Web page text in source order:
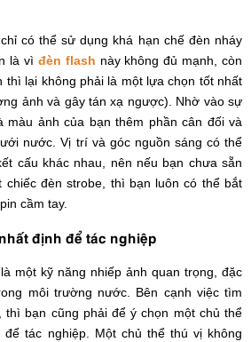
có thể sử dụng khá hạn chế đèn nháy
là vì đèn flash này không đủ mạnh, còn
thì lại không phải là một lựa chọn tốt nhất
ảnh và gây tán xạ ngược). Nhờ vào sự
màu ảnh của bạn thêm phần cân đối và
nước. Vị trí và góc nguồn sáng có thể
cấu khác nhau, nên nếu bạn chưa sẵn
chiếc đèn strobe, thì bạn luôn có thể bắt
cầm tay.
định để tác nghiệp
một kỹ năng nhiếp ảnh quan trọng, đặc
môi trường nước. Bên cạnh việc tìm
thì bạn cũng phải để ý chọn một chủ thể
tác nghiệp. Một chủ thể thú vị không